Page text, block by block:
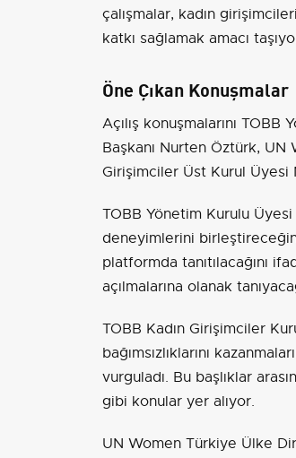
çalışmalar, kadın
katkı sağlamak amacı
Öne Çıkan Konuşmalar
Açılış konuşmalarını
Başkanı Nurten Öztürk,
Girişimciler Üst Kurul
TOBB Yönetim Kurulu
deneyimlerini
platformda tanıtılacağını
açılmalarına olanak
TOBB Kadın Girişimciler
bağımsızlıklarını
vurguladı. Bu başlıklar
gibi konular yer alıyor.
UN Women Türkiye Ülke